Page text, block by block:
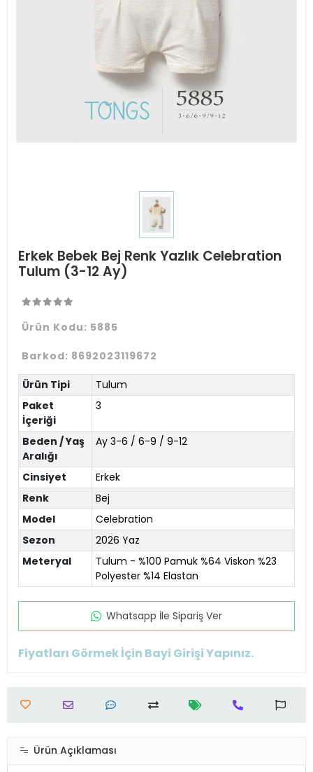
Erkek Bebek Bej Renk Yazlık Celebration
Tulum (3-12 Ay)
Ürün Kodu: 5885
Barkod: 8692023119672
Ürün Tipi
Tulum
Paket
İçeriği
3
Beden / Yaş
Aralığı
Ay 3-6 / 6-9 / 9-12
Cinsiyet
Erkek
Renk
Bej
Model
Celebration
Sezon
2026 Yaz
Meteryal
Tulum - %100 Pamuk %64 Viskon %23
Polyester %14 Elastan
Whatsapp İle Sipariş Ver
Fiyatları Görmek İçin Bayi Girişi Yapınız.
Ürün Açıklaması